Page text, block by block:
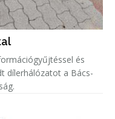
és
dílerhálózatot a Bács-